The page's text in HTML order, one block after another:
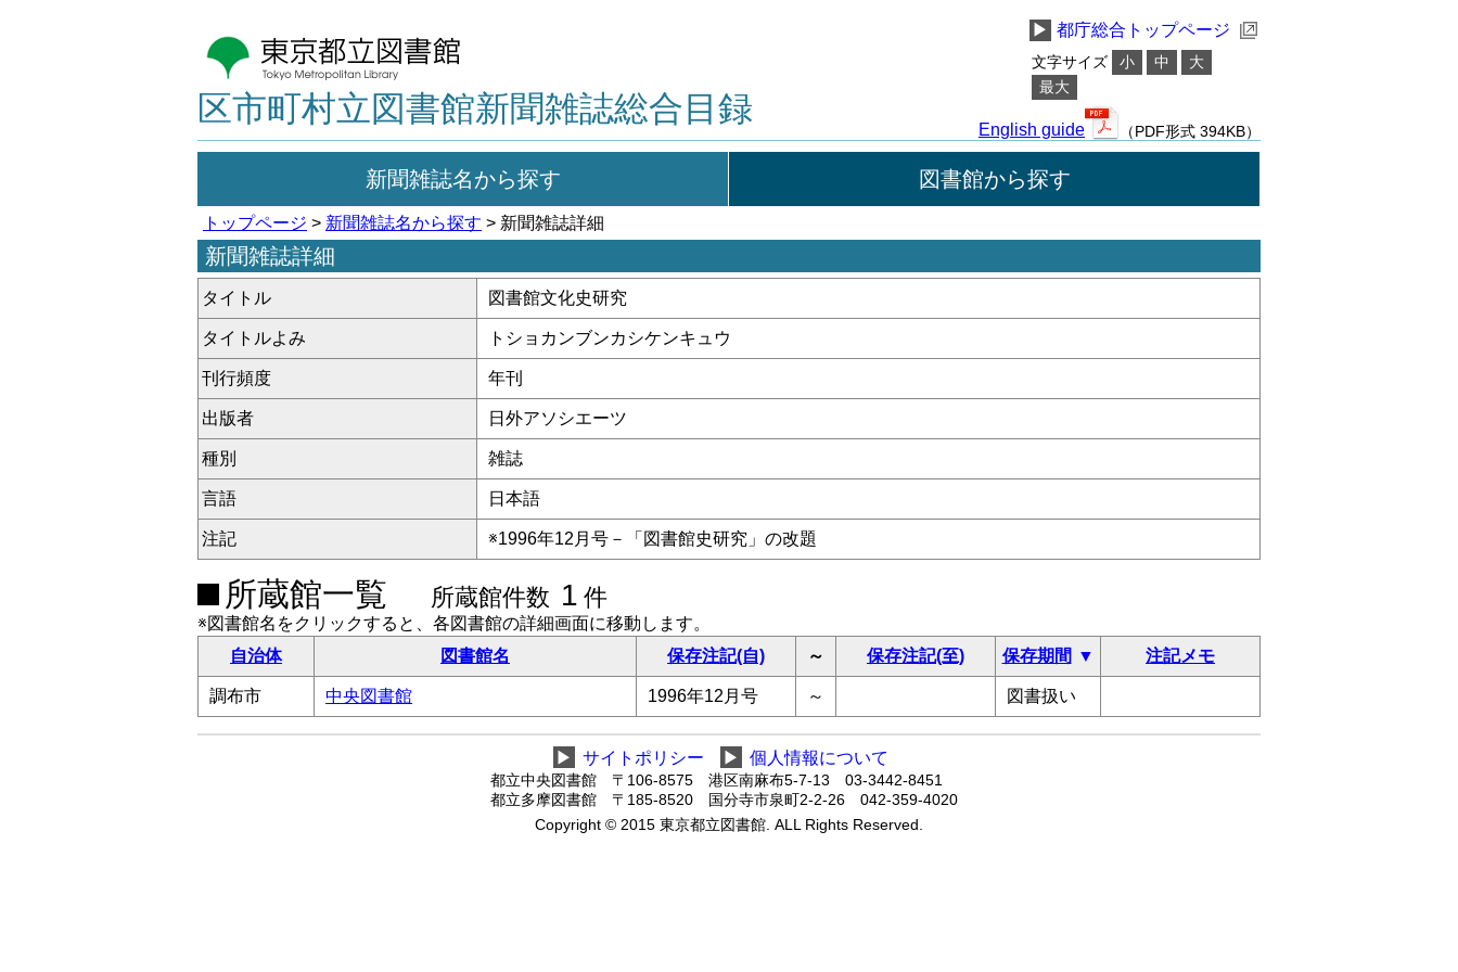
区市町村立図書館新聞雑誌総合目録
▶ 都庁総合トップページ
文字サイズ 小 中
大
最大
English guide （PDF形式 394KB）
新聞雑誌名から探す 図書館から探す
トップページ > 新聞雑誌名から探す > 新聞雑誌詳細
新聞雑誌詳細
タイトル 図書館文化史研究
タイトルよみ トショカンブンカシケンキュウ
刊行頻度 年刊
出版者 日外アソシエーツ
種別 雑誌
言語 日本語
注記 ※1996年12月号－「図書館史研究」の改題
所蔵館一覧 所蔵館件数 1 件
※図書館名をクリックすると、各図書館の詳細画面に移動します。
自治体
図書館名 保存注記(自) ～ 保存注記(至) 保存期間 注記メモ
調布市 中央図書館 1996年12月号 ～ 図書扱い
▶ サイトポリシー ▶ 個人情報について
都立中央図書館 〒106-8575 港区南麻布5-7-13 03-3442-8451
都立多摩図書館 〒185-8520 国分寺市泉町2-2-26 042-359-4020
Copyright © 2015 東京都立図書館. ALL Rights Reserved.